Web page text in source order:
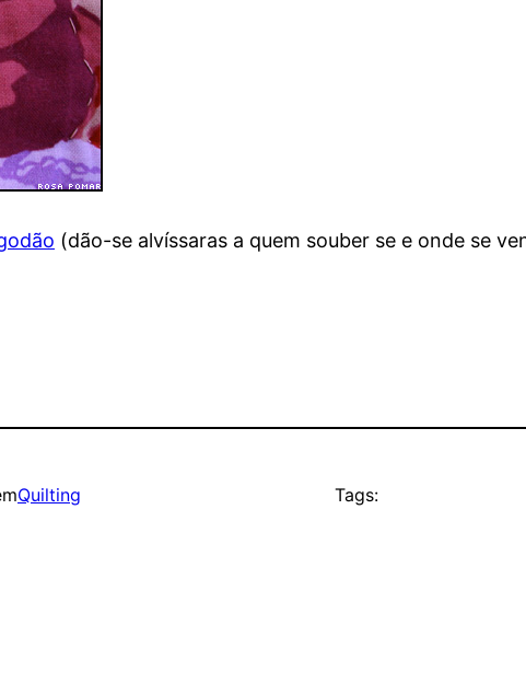
(dão-se alvíssaras a quem souber se e onde se
Quilting Tags: